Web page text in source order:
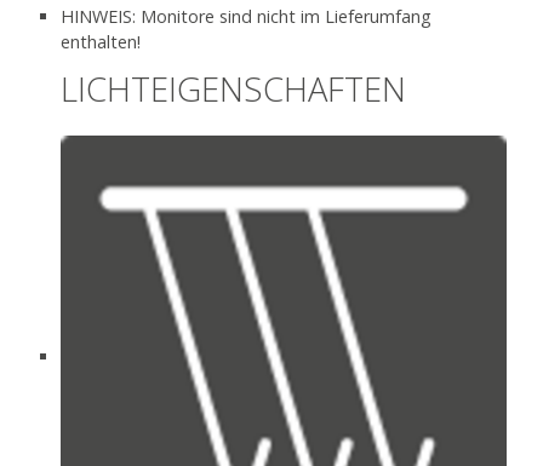
HINWEIS: Monitore sind nicht im Lieferumfang
enthalten!
LICHTEIGENSCHAFTEN